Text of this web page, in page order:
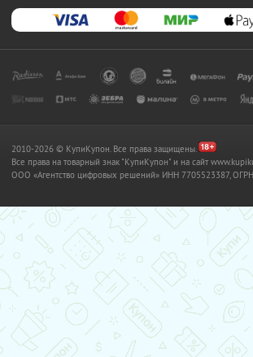
2010-2026 © КупиКупон. Все права защищены.
Все права на товарный знак "КупиКупон" и на сайт
OOO «Агентство цифровых решений» ИНН 7705523387,